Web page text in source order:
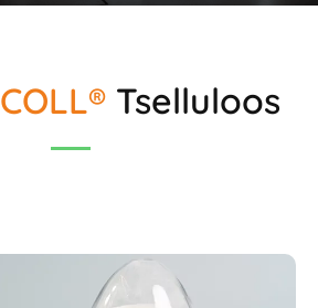
COLL®Tselluloos